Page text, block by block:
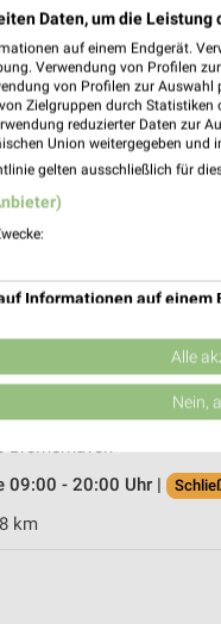
Schiffdorf
Schiffdorf
09:30 - 19:00 Uhr |
Schuhcenter
6
Bremerhaven
09:00 - 20:00 Uhr |
km
Daten, um die
auf einem Endgerät.
Verwendung von Profilen
von Profilen zur
Zielgruppen durch
reduzierter Daten zur
Union weitergegeben und
gelten ausschließlich für
Informationen auf einem
zur Auswahl von
Werbung
von Inhalten
Alle
Nein,